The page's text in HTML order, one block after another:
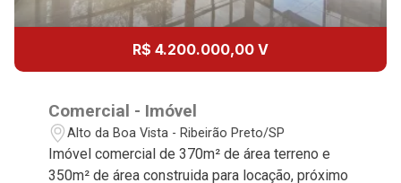
15
17
Aug/Mon
15:00
16:00
R$ 4.200.000,00 V
Comercial - Imóvel
Alto da Boa Vista - Ribeirão Preto/SP
Imóvel comercial de 370m² de área terreno e
350m² de área construida para locação, próximo